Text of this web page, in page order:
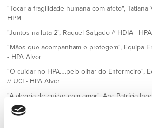
"Tocar a fragilidade humana com afeto", Tatiana
HPM
"Juntos na luta 2", Raquel Salgado // HDIA -
"Mãos que acompanham e protegem", Equipa
- HPA Alvor
"O cuidar no HPA….pelo olhar do Enfermeiro",
// UCI - HPA Alvor
"A alegria de cuidar com amor", Ana Patrícia
HPA Gambelas